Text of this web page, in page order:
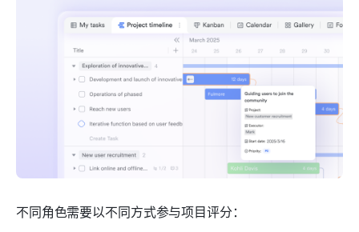
不同角色需要以不同方式参与项目评分：